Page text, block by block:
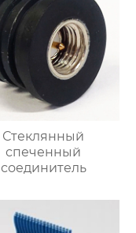
Стеклянный
спеченный
соединитель